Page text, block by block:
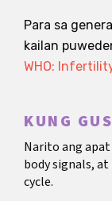
Para sa
kailan
WHO:
KUNG
Narito ang
body signals,
cycle.